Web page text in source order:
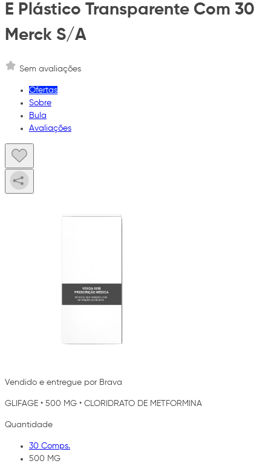
E Plástico Transparente Com 30
Merck S/A
Sem avaliações
Ofertas
Sobre
Bula
Avaliações
Vendido e entregue por Brava
GLIFAGE • 500 MG • CLORIDRATO DE METFORMINA
Quantidade
30 Comps.
500 MG